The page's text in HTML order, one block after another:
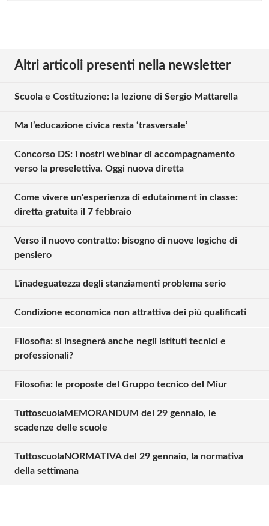
Altri articoli presenti nella newsletter
Scuola e Costituzione: la lezione di Sergio Mattarella
Ma l’educazione civica resta ‘trasversale’
Concorso DS: i nostri webinar di accompagnamento
verso la preselettiva. Oggi nuova diretta
Come vivere un'esperienza di edutainment in classe:
diretta gratuita il 7 febbraio
Verso il nuovo contratto: bisogno di nuove logiche di
pensiero
L'inadeguatezza degli stanziamenti problema serio
Condizione economica non attrattiva dei più qualificati
Filosofia: si insegnerà anche negli istituti tecnici e
professionali?
Filosofia: le proposte del Gruppo tecnico del Miur
TuttoscuolaMEMORANDUM del 29 gennaio, le
scadenze delle scuole
TuttoscuolaNORMATIVA del 29 gennaio, la normativa
della settimana
Solo gli utenti registrati possono
Effettua il